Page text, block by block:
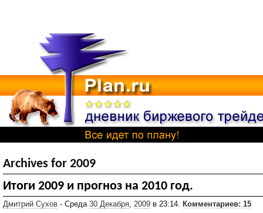
Archives for 2009
Итоги 2009 и прогноз на 2010 год.
Дмитрий Сухов - Среда 30 Декабря, 2009 в 23:14. Комментариев: 15